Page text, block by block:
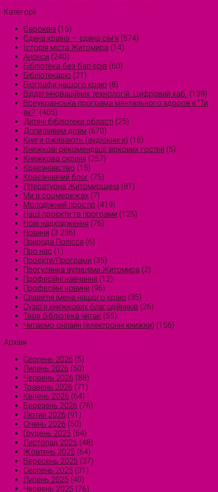
Категорії
Євроквіз (15)
Єдина країна — єдина сім’я (574)
Історія міста Житомира (14)
Анонси (240)
Бібліотека без бар'єрів (60)
Бібліотекарю (21)
Біографи нашого краю (8)
Відділ інноваційних технологій. Цифровий хаб. (139)
Всеукраїнська програма ментального здоров'я "Ти
як?" (405)
Дитячі бібліотеки області (25)
Допитливим дітям (670)
Книги оживають (аудіокниги) (16)
Книжкові рекомендації зіркових гостей (5)
Книжкова скриня (257)
Краєзнавство (15)
Краєзнавчий блог (75)
Літературна Житомирщина (81)
Ми в соцмережах (7)
Молодіжний простір (419)
Наші проєкти та програми (125)
Нові надходження (76)
Новини (3 236)
Природа Полісся (6)
Про нас (1)
Проєкти/Програми (35)
Прогулянка вулицями Житомира (2)
Професійні навчання (12)
Професійні новини (96)
Славетні імена нашого краю (35)
Сузірʼя книжкових благодійників (26)
Твоя бібліотека читає (55)
Читаємо онлайн (електронні книжки) (156)
Архіви
Серпень 2026 (5)
Липень 2026 (50)
Червень 2026 (88)
Травень 2026 (71)
Квітень 2026 (64)
Березень 2026 (76)
Лютий 2026 (91)
Січень 2026 (50)
Грудень 2025 (64)
Листопад 2025 (48)
Жовтень 2025 (64)
Вересень 2025 (37)
Серпень 2025 (31)
Липень 2025 (40)
Червень 2025 (76)